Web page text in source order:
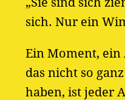
sich. Nur ein
Ein Moment, ein
das nicht so
haben, ist jeder